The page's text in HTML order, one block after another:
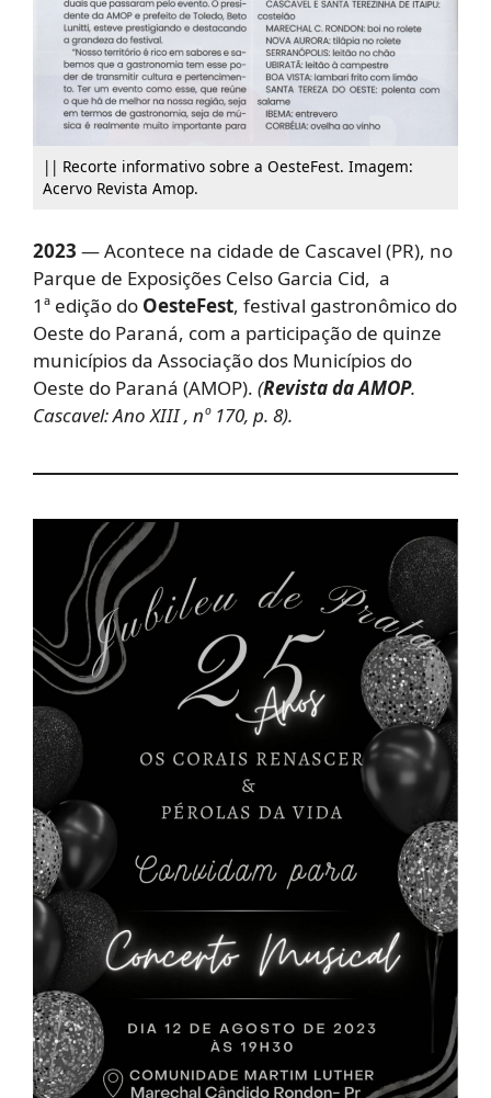
|| Recorte informativo sobre a OesteFest. Imagem:
Acervo Revista Amop.
2023 — Acontece na cidade de Cascavel (PR), no
Parque de Exposições Celso Garcia Cid, a
1ª edição do OesteFest, festival gastronômico do
Oeste do Paraná, com a participação de quinze
municípios da Associação dos Municípios do
Oeste do Paraná (AMOP). (Revista da AMOP.
Cascavel: Ano XIII , nº 170, p. 8).